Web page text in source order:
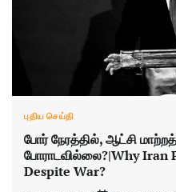
புதிய செய்தி
போர் நேரத்தில், ஆட்சி
போராடவில்லை?|Why Iran
Despite War?